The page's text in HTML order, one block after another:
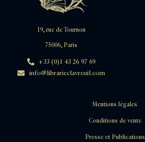
19, rue de Tournon
75006, Paris
+33 (0)1 43 26 97 69
info@librarieclavreuil.com
Mentions légales
Conditions de vente
Presse et Publications